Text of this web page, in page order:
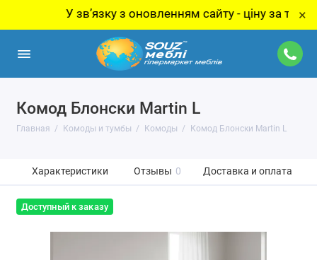
У звʼязку з оновленням сайту - ціну за товар ×
Комод Блонски Martin L
Главная Комоды и тумбы Комоды Комод Блонски Martin L
Характеристики Отзывы 0 Доставка и оплата
Доступный к заказу